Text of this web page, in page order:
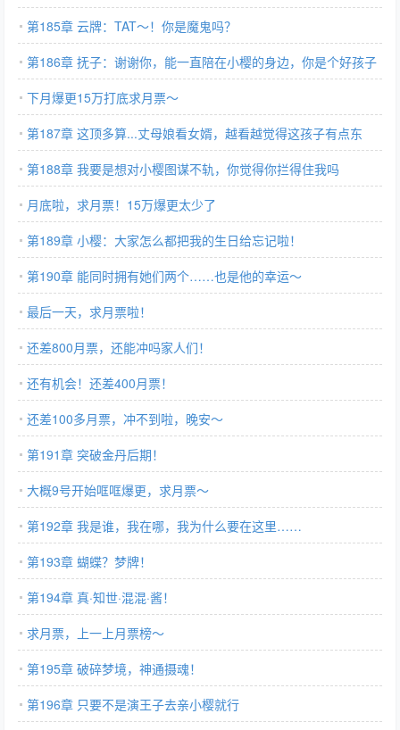
第185章 云牌：TAT～！你是魔鬼吗？
第186章 抚子：谢谢你，能一直陪在小樱的身边，你是个好孩子
下月爆更15万打底求月票～
第187章 这顶多算...丈母娘看女婿，越看越觉得这孩子有点东
西！
第188章 我要是想对小樱图谋不轨，你觉得你拦得住我吗
月底啦，求月票！15万爆更太少了
第189章 小樱：大家怎么都把我的生日给忘记啦！
第190章 能同时拥有她们两个……也是他的幸运～
最后一天，求月票啦！
还差800月票，还能冲吗家人们！
还有机会！还差400月票！
还差100多月票，冲不到啦，晚安～
第191章 突破金丹后期！
大概9号开始哐哐爆更，求月票～
第192章 我是谁，我在哪，我为什么要在这里……
第193章 蝴蝶？梦牌！
第194章 真·知世·混混·酱！
求月票，上一上月票榜～
第195章 破碎梦境，神通摄魂！
第196章 只要不是演王子去亲小樱就行